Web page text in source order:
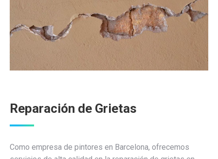
Reparación de Grietas
Como empresa de pintores en Barcelona, ofrecemos